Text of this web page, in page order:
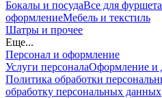
Бокалы и посудаВсе для фуршета
оформлениеМебель и текстиль
Шатры и прочее
Еще...
Персонал и оформление
Услуги персоналаОформление и
Политика обработки
обработку персональных данных